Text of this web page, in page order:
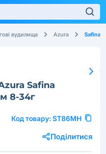
вудилища Azura Safina
Safina
8-34г
Код товару: ST86MH
Поділитися